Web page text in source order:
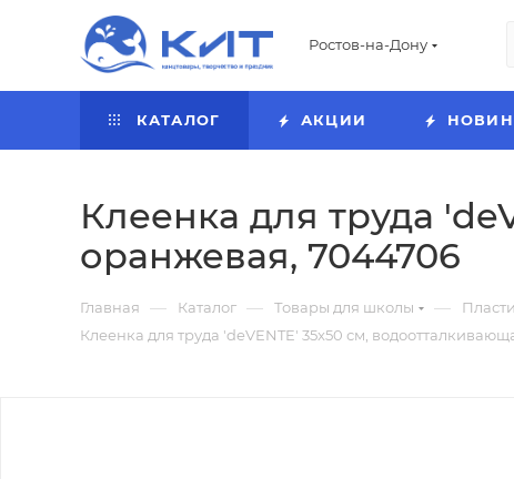
Ростов-на-Дону
КАТАЛОГ АКЦИИ
Клеенка для труда
оранжевая, 7044706
Главная — Каталог — Товары для школы —
Клеенка для труда 'deVENTE' 35x50 см,